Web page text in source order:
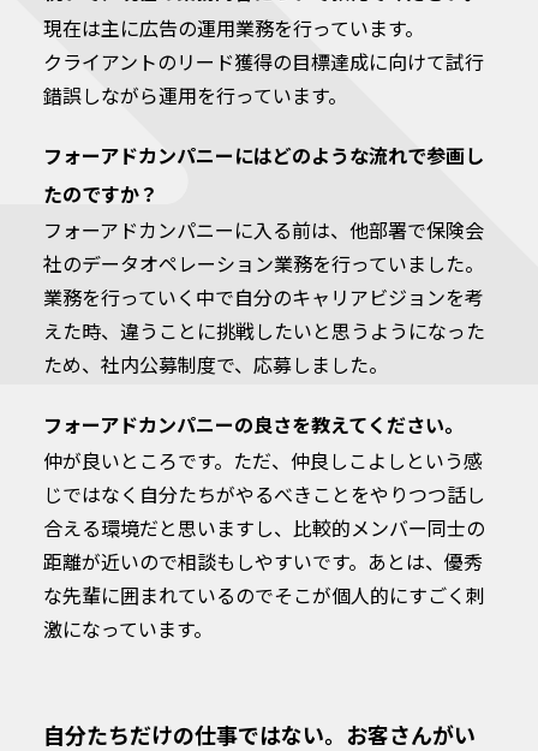
現在は主に広告の運用業務を行っています。
クライアントのリード獲得の目標達成に向けて試行
錯誤しながら運用を行っています。
フォーアドカンパニーにはどのような流れで参画し
たのですか？
フォーアドカンパニーに入る前は、他部署で保険会
社のデータオペレーション業務を行っていました。
業務を行っていく中で自分のキャリアビジョンを考
えた時、違うことに挑戦したいと思うようになった
ため、社内公募制度で、応募しました。
フォーアドカンパニーの良さを教えてください。
仲が良いところです。ただ、仲良しこよしという感
じではなく自分たちがやるべきことをやりつつ話し
合える環境だと思いますし、比較的メンバー同士の
距離が近いので相談もしやすいです。あとは、優秀
な先輩に囲まれているのでそこが個人的にすごく刺
激になっています。
自分たちだけの仕事ではない。お客さんがい